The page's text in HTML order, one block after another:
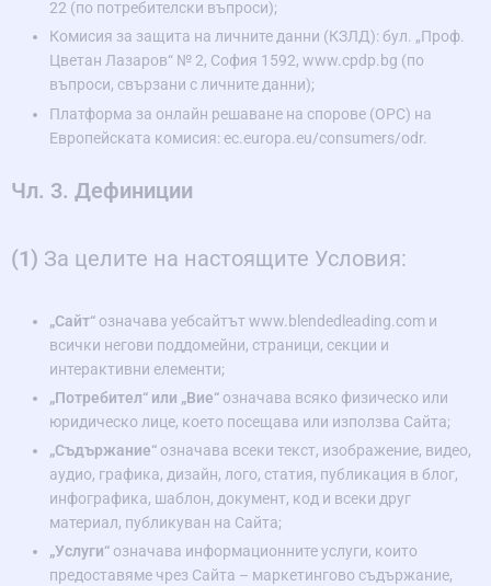
22 (по потребителски въпроси);
Комисия за защита на личните данни (КЗЛД): бул. „Проф.
Цветан Лазаров“ № 2, София 1592, www.cpdp.bg (по
въпроси, свързани с личните данни);
Платформа за онлайн решаване на спорове (ОРС) на
Европейската комисия: ec.europa.eu/consumers/odr.
Чл. 3. Дефиниции
(1) За целите на настоящите Условия:
„Сайт“ означава уебсайтът www.blendedleading.com и
всички негови поддомейни, страници, секции и
интерактивни елементи;
„Потребител“ или „Вие“ означава всяко физическо или
юридическо лице, което посещава или използва Сайта;
„Съдържание“ означава всеки текст, изображение, видео,
аудио, графика, дизайн, лого, статия, публикация в блог,
инфографика, шаблон, документ, код и всеки друг
материал, публикуван на Сайта;
„Услуги“ означава информационните услуги, които
предоставяме чрез Сайта – маркетингово съдържание,